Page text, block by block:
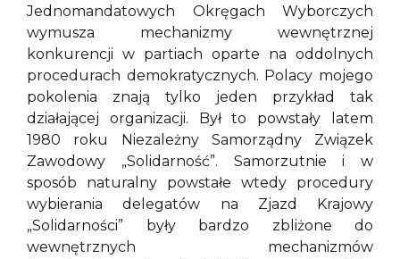
Jednomandatowych Okręgach Wyborczych
wymusza mechanizmy wewnętrznej
konkurencji w partiach oparte na oddolnych
procedurach demokratycznych. Polacy mojego
pokolenia znają tylko jeden przykład tak
działającej organizacji. Był to powstały latem
1980 roku Niezależny Samorządny Związek
Zawodowy „Solidarność”. Samorzutnie i w
sposób naturalny powstałe wtedy procedury
wybierania delegatów na Zjazd Krajowy
„Solidarności” były bardzo zbliżone do
wewnętrznych mechanizmów